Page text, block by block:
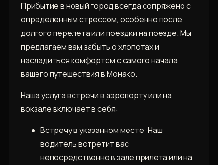
Прибытие в новый город всегда сопряжено с
определенным стрессом, особенно после
долгого перелета или поездки на поезде. Мы
предлагаем вам забыть о хлопотах и
насладиться комфортом с самого начала
вашего путешествия в Монако.
Наша услуга встречи в аэропорту или на
вокзале включает в себя:
Встречу в указанном месте: Наш
водитель встретит вас
непосредственно в зале прилета или на